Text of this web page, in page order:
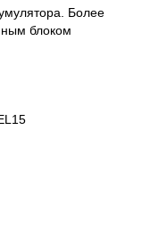
Более
блоком